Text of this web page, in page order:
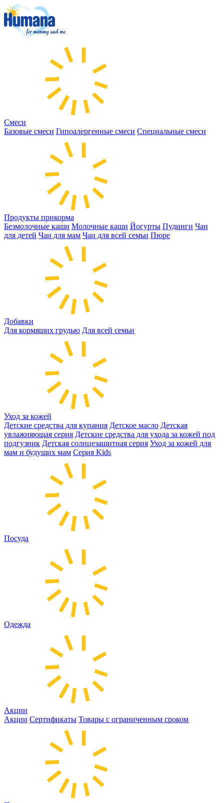
Смеси
Базовые смеси Гипоалергенные смеси Специальные смеси
Продукты прикорма
Безмолочные каши Молочные каши Йогурты Пудинги Чаи
для детей Чаи для мам Чаи для всей семьи Пюре
Добавки
Для кормящих грудью Для всей семьи
Уход за кожей
Детские средства для купания Детское масло Детская
увлажняющая серия Детские средства для ухода за кожей под
подгузник Детская солнцезащитная серия Уход за кожей для
мам и будущих мам Серия Kids
Посуда
Одежда
Акции
Акции Сертификаты Товары с ограниченным сроком